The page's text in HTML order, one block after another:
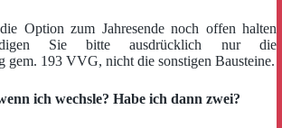
Option zum Jahresende noch offen halten
Sie bitte ausdrücklich nur die
gem. 193 VVG, nicht die sonstigen Bausteine.
ich wechsle? Habe ich dann zwei?